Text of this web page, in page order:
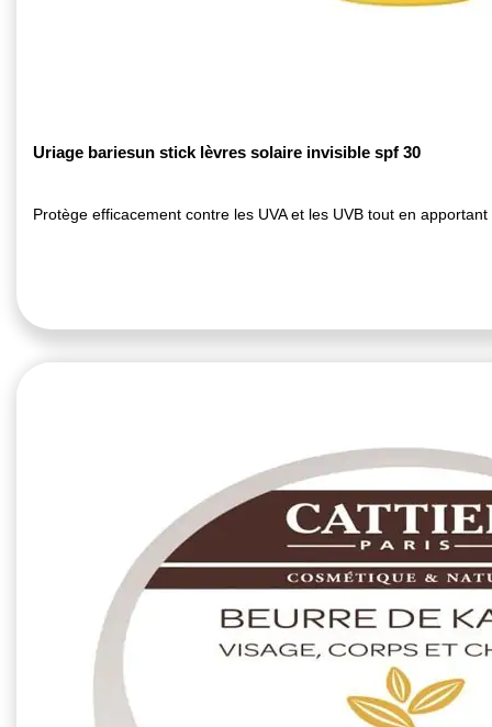
Uriage bariesun stick lèvres solaire invisible spf 30
Protège efficacement contre les UVA et les UVB tout en